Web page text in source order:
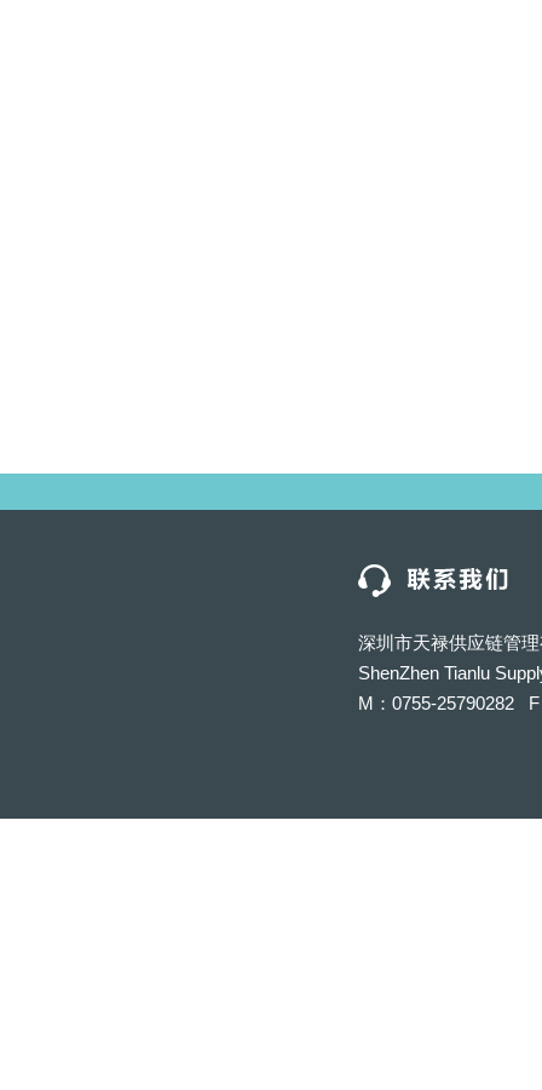
深圳市天禄供应链管
ShenZhen Tianlu
M：0755-25790282 F